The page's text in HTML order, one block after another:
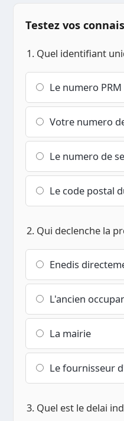
Testez vos
1. Quel identifiant
Le numero
Votre numero
Le numero de
Le code postal
2. Qui declenche la
Enedis
L'ancien
La mairie
Le fournisseur
3. Quel est le delai